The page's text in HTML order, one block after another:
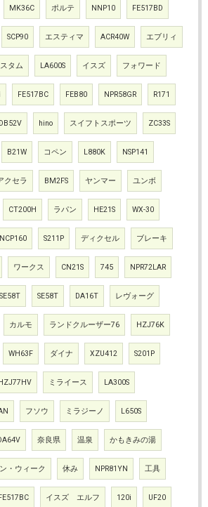
MK36C ポルテ NNP10 FE517BD
SCP90 エスティマ ACR40W エブリィ
タム LA600S イスズ フォワード
FE517BC FEB80 NPR58GR R171
DB52V hino スイフトスポーツ ZC33S
B21W コペン L880K NSP141
クセラ BM2FS ヤンマー ユンボ
CT200H ラパン HE21S WX-30
NCP160 S211P ディクセル ブレーキ
ワークス CN21S 745 NPR72LAR
SE58T SE58T DA16T レヴォーグ
カルモ ランドクルーザー76 HZJ76K
WH63F ダイナ XZU412 S201P
HZJ77HV ミライース LA300S
フソウ ミラジーノ L650S
奈良県 温泉 かもきみの湯
・ウィーク 休み NPR81YN 工具
イスズ エルフ 120i UF20